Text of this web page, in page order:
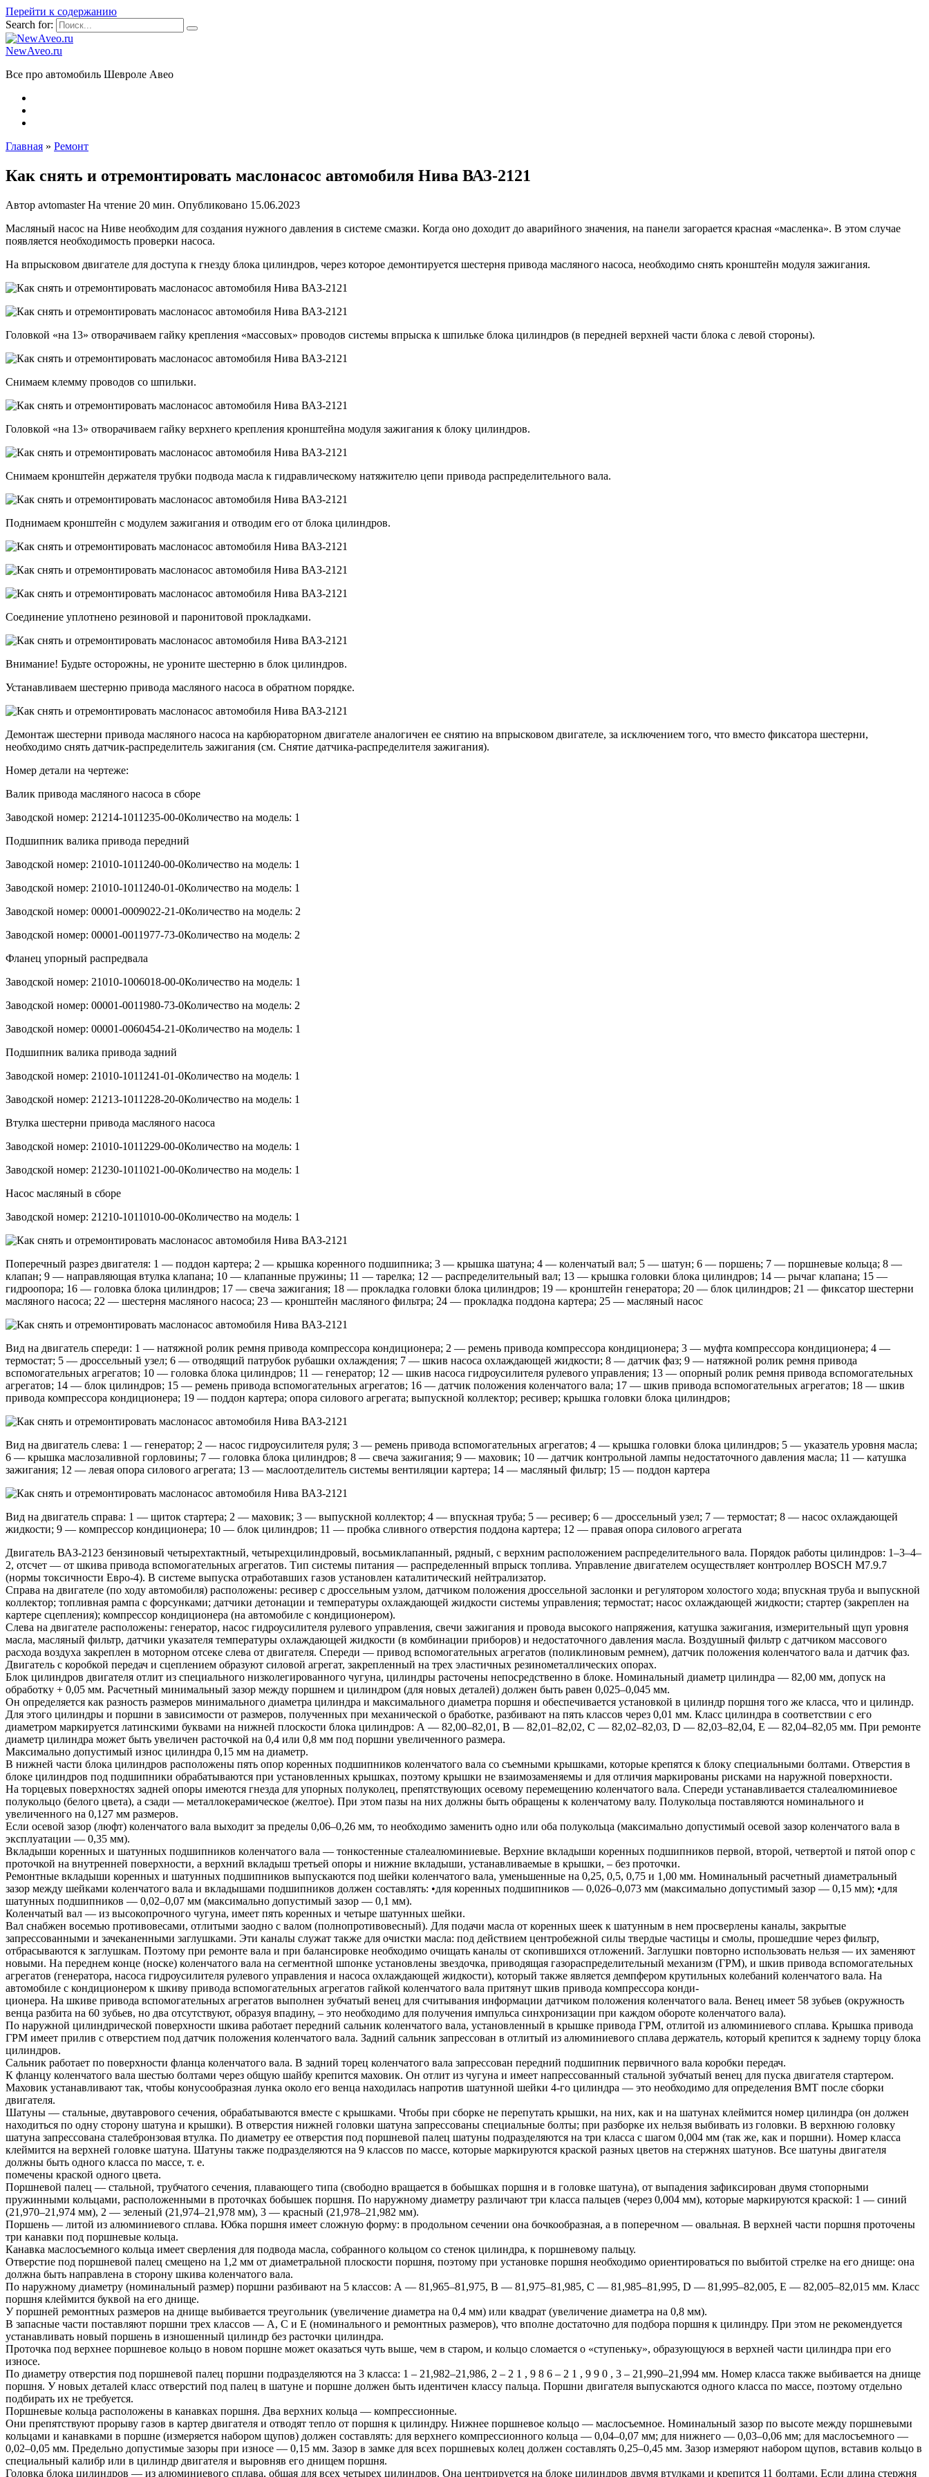
Перейти к содержанию
Search for:
NewAveo.ru
Все про автомобиль Шевроле Авео
Главная » Ремонт
Как снять и отремонтировать маслонасос автомобиля Нива ВАЗ-2121
Автор avtomaster На чтение 20 мин. Опубликовано 15.06.2023
Масляный насос на Ниве необходим для создания нужного давления в системе смазки. Когда оно доходит до аварийного значения, на панели загорается красная «масленка». В этом случае
появляется необходимость проверки насоса.
На впрысковом двигателе для доступа к гнезду блока цилиндров, через которое демонтируется шестерня привода масляного насоса, необходимо снять кронштейн модуля зажигания.
Головкой «на 13» отворачиваем гайку крепления «массовых» проводов системы впрыска к шпильке блока цилиндров (в передней верхней части блока с левой стороны).
Снимаем клемму проводов со шпильки.
Головкой «на 13» отворачиваем гайку верхнего крепления кронштейна модуля зажигания к блоку цилиндров.
Снимаем кронштейн держателя трубки подвода масла к гидравлическому натяжителю цепи привода распределительного вала.
Поднимаем кронштейн с модулем зажигания и отводим его от блока цилиндров.
Соединение уплотнено резиновой и паронитовой прокладками.
Внимание! Будьте осторожны, не уроните шестерню в блок цилиндров.
Устанавливаем шестерню привода масляного насоса в обратном порядке.
Демонтаж шестерни привода масляного насоса на карбюраторном двигателе аналогичен ее снятию на впрысковом двигателе, за исключением того, что вместо фиксатора шестерни,
необходимо снять датчик-распределитель зажигания (см. Снятие датчика-распределителя зажигания).
Номер детали на чертеже:
Валик привода масляного насоса в сборе
Заводской номер: 21214-1011235-00-0Количество на модель: 1
Подшипник валика привода передний
Заводской номер: 21010-1011240-00-0Количество на модель: 1
Заводской номер: 21010-1011240-01-0Количество на модель: 1
Заводской номер: 00001-0009022-21-0Количество на модель: 2
Заводской номер: 00001-0011977-73-0Количество на модель: 2
Фланец упорный распредвала
Заводской номер: 21010-1006018-00-0Количество на модель: 1
Заводской номер: 00001-0011980-73-0Количество на модель: 2
Заводской номер: 00001-0060454-21-0Количество на модель: 1
Подшипник валика привода задний
Заводской номер: 21010-1011241-01-0Количество на модель: 1
Заводской номер: 21213-1011228-20-0Количество на модель: 1
Втулка шестерни привода масляного насоса
Заводской номер: 21010-1011229-00-0Количество на модель: 1
Заводской номер: 21230-1011021-00-0Количество на модель: 1
Насос масляный в сборе
Заводской номер: 21210-1011010-00-0Количество на модель: 1
Поперечный разрез двигателя: 1 — поддон картера; 2 — крышка коренного подшипника; 3 — крышка шатуна; 4 — коленчатый вал; 5 — шатун; 6 — поршень; 7 — поршневые кольца; 8 —
клапан; 9 — направляющая втулка клапана; 10 — клапанные пружины; 11 — тарелка; 12 — распределительный вал; 13 — крышка головки блока цилиндров; 14 — рычаг клапана; 15 —
гидроопора; 16 — головка блока цилиндров; 17 — свеча зажигания; 18 — прокладка головки блока цилиндров; 19 — кронштейн генератора; 20 — блок цилиндров; 21 — фиксатор шестерни
масляного насоса; 22 — шестерня масляного насоса; 23 — кронштейн масляного фильтра; 24 — прокладка поддона картера; 25 — масляный насос
Вид на двигатель спереди: 1 — натяжной ролик ремня привода компрессора кондиционера; 2 — ремень привода компрессора кондиционера; 3 — муфта компрессора кондиционера; 4 —
термостат; 5 — дроссельный узел; 6 — отводящий патрубок рубашки охлаждения; 7 — шкив насоса охлаждающей жидкости; 8 — датчик фаз; 9 — натяжной ролик ремня привода
вспомогательных агрегатов; 10 — головка блока цилиндров; 11 — генератор; 12 — шкив насоса гидроусилителя рулевого управления; 13 — опорный ролик ремня привода вспомогательных
агрегатов; 14 — блок цилиндров; 15 — ремень привода вспомогательных агрегатов; 16 — датчик положения коленчатого вала; 17 — шкив привода вспомогательных агрегатов; 18 — шкив
привода компрессора кондиционера; 19 — поддон картера; опора силового агрегата; выпускной коллектор; ресивер; крышка головки блока цилиндров;
Вид на двигатель слева: 1 — генератор; 2 — насос гидроусилителя руля; 3 — ремень привода вспомогательных агрегатов; 4 — крышка головки блока цилиндров; 5 — указатель уровня масла;
6 — крышка маслозаливной горловины; 7 — головка блока цилиндров; 8 — свеча зажигания; 9 — маховик; 10 — датчик контрольной лампы недостаточного давления масла; 11 — катушка
зажигания; 12 — левая опора силового агрегата; 13 — маслоотделитель системы вентиляции картера; 14 — масляный фильтр; 15 — поддон картера
Вид на двигатель справа: 1 — щиток стартера; 2 — маховик; 3 — выпускной коллектор; 4 — впускная труба; 5 — ресивер; 6 — дроссельный узел; 7 — термостат; 8 — насос охлаждающей
жидкости; 9 — компрессор кондиционера; 10 — блок цилиндров; 11 — пробка сливного отверстия поддона картера; 12 — правая опора силового агрегата
Двигатель ВАЗ-2123 бензиновый четырехтактный, четырехцилиндровый, восьмиклапанный, рядный, с верхним расположением распределительного вала. Порядок работы цилиндров: 1–3–4–
2, отсчет — от шкива привода вспомогательных агрегатов. Тип системы питания — распределенный впрыск топлива. Управление двигателем осуществляет контроллер BOSCH M7.9.7
(нормы токсичности Евро-4). В системе выпуска отработавших газов установлен каталитический нейтрализатор.
Справа на двигателе (по ходу автомобиля) расположены: ресивер с дроссельным узлом, датчиком положения дроссельной заслонки и регулятором холостого хода; впускная труба и выпускной
коллектор; топливная рампа с форсунками; датчики детонации и температуры охлаждающей жидкости системы управления; термостат; насос охлаждающей жидкости; стартер (закреплен на
картере сцепления); компрессор кондиционера (на автомобиле с кондиционером).
Слева на двигателе расположены: генератор, насос гидроусилителя рулевого управления, свечи зажигания и провода высокого напряжения, катушка зажигания, измерительный щуп уровня
масла, масляный фильтр, датчики указателя температуры охлаждающей жидкости (в комбинации приборов) и недостаточного давления масла. Воздушный фильтр с датчиком массового
расхода воздуха закреплен в моторном отсеке слева от двигателя. Спереди — привод вспомогательных агрегатов (поликлиновым ремнем), датчик положения коленчатого вала и датчик фаз.
Двигатель с коробкой передач и сцеплением образуют силовой агрегат, закрепленный на трех эластичных резинометаллических опорах.
Блок цилиндров двигателя отлит из специального низколегированного чугуна, цилиндры расточены непосредственно в блоке. Номинальный диаметр цилиндра — 82,00 мм, допуск на
обработку + 0,05 мм. Расчетный минимальный зазор между поршнем и цилиндром (для новых деталей) должен быть равен 0,025–0,045 мм.
Он определяется как разность размеров минимального диаметра цилиндра и максимального диаметра поршня и обеспечивается установкой в цилиндр поршня того же класса, что и цилиндр.
Для этого цилиндры и поршни в зависимости от размеров, полученных при механической о бработке, разбивают на пять классов через 0,01 мм. Класс цилиндра в соответствии с его
диаметром маркируется латинскими буквами на нижней плоскости блока цилиндров: А — 82,00–82,01, В — 82,01–82,02, С — 82,02–82,03, D — 82,03–82,04, Е — 82,04–82,05 мм. При ремонте
диаметр цилиндра может быть увеличен расточкой на 0,4 или 0,8 мм под поршни увеличенного размера.
Максимально допустимый износ цилиндра 0,15 мм на диаметр.
В нижней части блока цилиндров расположены пять опор коренных подшипников коленчатого вала со съемными крышками, которые крепятся к блоку специальными болтами. Отверстия в
блоке цилиндров под подшипники обрабатываются при установленных крышках, поэтому крышки не взаимозаменяемы и для отличия маркированы рисками на наружной поверхности.
На торцевых поверхностях задней опоры имеются гнезда для упорных полуколец, препятствующих осевому перемещению коленчатого вала. Спереди устанавливается сталеалюминиевое
полукольцо (белого цвета), а сзади — металлокерамическое (желтое). При этом пазы на них должны быть обращены к коленчатому валу. Полукольца поставляются номинального и
увеличенного на 0,127 мм размеров.
Если осевой зазор (люфт) коленчатого вала выходит за пределы 0,06–0,26 мм, то необходимо заменить одно или оба полукольца (максимально допустимый осевой зазор коленчатого вала в
эксплуатации — 0,35 мм).
Вкладыши коренных и шатунных подшипников коленчатого вала — тонкостенные сталеалюминиевые. Верхние вкладыши коренных подшипников первой, второй, четвертой и пятой опор с
проточкой на внутренней поверхности, а верхний вкладыш третьей опоры и нижние вкладыши, устанавливаемые в крышки, – без проточки.
Ремонтные вкладыши коренных и шатунных подшипников выпускаются под шейки коленчатого вала, уменьшенные на 0,25, 0,5, 0,75 и 1,00 мм. Номинальный расчетный диаметральный
зазор между шейками коленчатого вала и вкладышами подшипников должен составлять: •для коренных подшипников — 0,026–0,073 мм (максимально допустимый зазор — 0,15 мм); •для
шатунных подшипников — 0,02–0,07 мм (максимально допустимый зазор — 0,1 мм).
Коленчатый вал — из высокопрочного чугуна, имеет пять коренных и четыре шатунных шейки.
Вал снабжен восемью противовесами, отлитыми заодно с валом (полнопротивовесный). Для подачи масла от коренных шеек к шатунным в нем просверлены каналы, закрытые
запрессованными и зачеканенными заглушками. Эти каналы служат также для очистки масла: под действием центробежной силы твердые частицы и смолы, прошедшие через фильтр,
отбрасываются к заглушкам. Поэтому при ремонте вала и при балансировке необходимо очищать каналы от скопившихся отложений. Заглушки повторно использовать нельзя — их заменяют
новыми. На переднем конце (носке) коленчатого вала на сегментной шпонке установлены звездочка, приводящая газораспределительный механизм (ГРМ), и шкив привода вспомогательных
агрегатов (генератора, насоса гидроусилителя рулевого управления и насоса охлаждающей жидкости), который также является демпфером крутильных колебаний коленчатого вала. На
автомобиле с кондиционером к шкиву привода вспомогательных агрегатов гайкой коленчатого вала притянут шкив привода компрессора конди-
ционера. На шкиве привода вспомогательных агрегатов выполнен зубчатый венец для считывания информации датчиком положения коленчатого вала. Венец имеет 58 зубьев (окружность
венца разбита на 60 зубьев, но два отсутствуют, образуя впадину, – это необходимо для получения импульса синхронизации при каждом обороте коленчатого вала).
По наружной цилиндрической поверхности шкива работает передний сальник коленчатого вала, установленный в крышке привода ГРМ, отлитой из алюминиевого сплава. Крышка привода
ГРМ имеет прилив с отверстием под датчик положения коленчатого вала. Задний сальник запрессован в отлитый из алюминиевого сплава держатель, который крепится к заднему торцу блока
цилиндров.
Сальник работает по поверхности фланца коленчатого вала. В задний торец коленчатого вала запрессован передний подшипник первичного вала коробки передач.
К фланцу коленчатого вала шестью болтами через общую шайбу крепится маховик. Он отлит из чугуна и имеет напрессованный стальной зубчатый венец для пуска двигателя стартером.
Маховик устанавливают так, чтобы конусообразная лунка около его венца находилась напротив шатунной шейки 4-го цилиндра — это необходимо для определения ВМТ после сборки
двигателя.
Шатуны — стальные, двутаврового сечения, обрабатываются вместе с крышками. Чтобы при сборке не перепутать крышки, на них, как и на шатунах клеймится номер цилиндра (он должен
находиться по одну сторону шатуна и крышки). В отверстия нижней головки шатуна запрессованы специальные болты; при разборке их нельзя выбивать из головки. В верхнюю головку
шатуна запрессована сталебронзовая втулка. По диаметру ее отверстия под поршневой палец шатуны подразделяются на три класса с шагом 0,004 мм (так же, как и поршни). Номер класса
клеймится на верхней головке шатуна. Шатуны также подразделяются на 9 классов по массе, которые маркируются краской разных цветов на стержнях шатунов. Все шатуны двигателя
должны быть одного класса по массе, т. е.
помечены краской одного цвета.
Поршневой палец — стальной, трубчатого сечения, плавающего типа (свободно вращается в бобышках поршня и в головке шатуна), от выпадения зафиксирован двумя стопорными
пружинными кольцами, расположенными в проточках бобышек поршня. По наружному диаметру различают три класса пальцев (через 0,004 мм), которые маркируются краской: 1 — синий
(21,970–21,974 мм), 2 — зеленый (21,974–21,978 мм), 3 — красный (21,978–21,982 мм).
Поршень — литой из алюминиевого сплава. Юбка поршня имеет сложную форму: в продольном сечении она бочкообразная, а в поперечном — овальная. В верхней части поршня проточены
три канавки под поршневые кольца.
Канавка маслосъемного кольца имеет сверления для подвода масла, собранного кольцом со стенок цилиндра, к поршневому пальцу.
Отверстие под поршневой палец смещено на 1,2 мм от диаметральной плоскости поршня, поэтому при установке поршня необходимо ориентироваться по выбитой стрелке на его днище: она
должна быть направлена в сторону шкива коленчатого вала.
По наружному диаметру (номинальный размер) поршни разбивают на 5 классов: А — 81,965–81,975, В — 81,975–81,985, С — 81,985–81,995, D — 81,995–82,005, Е — 82,005–82,015 мм. Класс
поршня клеймится буквой на его днище.
У поршней ремонтных размеров на днище выбивается треугольник (увеличение диаметра на 0,4 мм) или квадрат (увеличение диаметра на 0,8 мм).
В запасные части поставляют поршни трех классов — А, С и Е (номинального и ремонтных размеров), что вполне достаточно для подбора поршня к цилиндру. При этом не рекомендуется
устанавливать новый поршень в изношенный цилиндр без расточки цилиндра.
Проточка под верхнее поршневое кольцо в новом поршне может оказаться чуть выше, чем в старом, и кольцо сломается о «ступеньку», образующуюся в верхней части цилиндра при его
износе.
По диаметру отверстия под поршневой палец поршни подразделяются на 3 класса: 1 – 21,982–21,986, 2 – 2 1 , 9 8 6 – 2 1 , 9 9 0 , 3 – 21,990–21,994 мм. Номер класса также выбивается на днище
поршня. У новых деталей класс отверстий под палец в шатуне и поршне должен быть идентичен классу пальца. Поршни двигателя выпускаются одного класса по массе, поэтому отдельно
подбирать их не требуется.
Поршневые кольца расположены в канавках поршня. Два верхних кольца — компрессионные.
Они препятствуют прорыву газов в картер двигателя и отводят тепло от поршня к цилиндру. Нижнее поршневое кольцо — маслосъемное. Номинальный зазор по высоте между поршневыми
кольцами и канавками в поршне (измеряется набором щупов) должен составлять: для верхнего компрессионного кольца — 0,04–0,07 мм; для нижнего — 0,03–0,06 мм; для маслосъемного —
0,02–0,05 мм. Предельно допустимые зазоры при износе — 0,15 мм. Зазор в замке для всех поршневых колец должен составлять 0,25–0,45 мм. Зазор измеряют набором щупов, вставив кольцо в
специальный калибр или в цилиндр двигателя и выровняв его днищем поршня.
Головка блока цилиндров — из алюминиевого сплава, общая для всех четырех цилиндров. Она центрируется на блоке цилиндров двумя втулками и крепится 11 болтами. Если длина стержня